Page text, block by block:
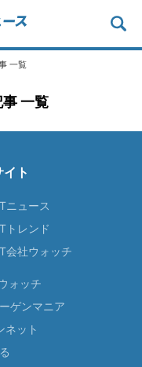
一覧
一覧
イト
ニュース
トレンド
会社ウォッチ
ォッチ
ゲンマニア
ネット